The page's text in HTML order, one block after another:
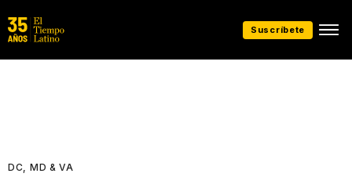
Suscríbete
DC, MD & VA